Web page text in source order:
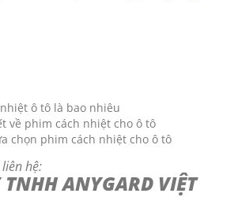
ô tô là bao nhiêu
về phim cách nhiệt cho ô tô
chọn phim cách nhiệt cho ô tô
hệ:
TNHH ANYGARD VIỆT